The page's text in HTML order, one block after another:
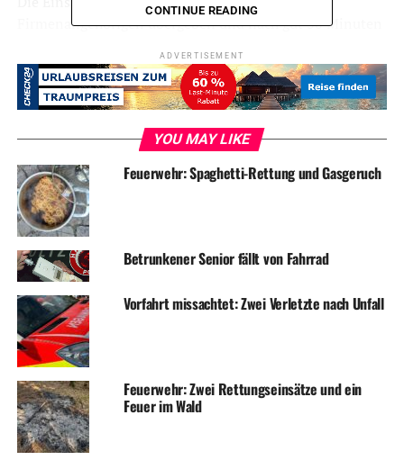
Firmenangehörigen übergeben und nach gut 30 Minuten
einrücken.
Symbolfoto / Archiv
RELATED TOPICS:
UP NEXT
Zeugen beobachten zahnlosen Einbrecher in Wengern
DON'T MISS
Einbruchversuch in Sanitärfirma
CONTINUE READING
ADVERTISEMENT
YOU MAY LIKE
Feuerwehr: Spaghetti-Rettung und Gasgeruch
Betrunkener Senior fällt von Fahrrad
Vorfahrt missachtet: Zwei Verletzte nach Unfall
Feuerwehr: Zwei Rettungseinsätze und ein
Feuer im Wald